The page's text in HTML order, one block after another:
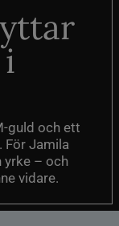
guld och ett
För Jamila
yrke – och
vidare.